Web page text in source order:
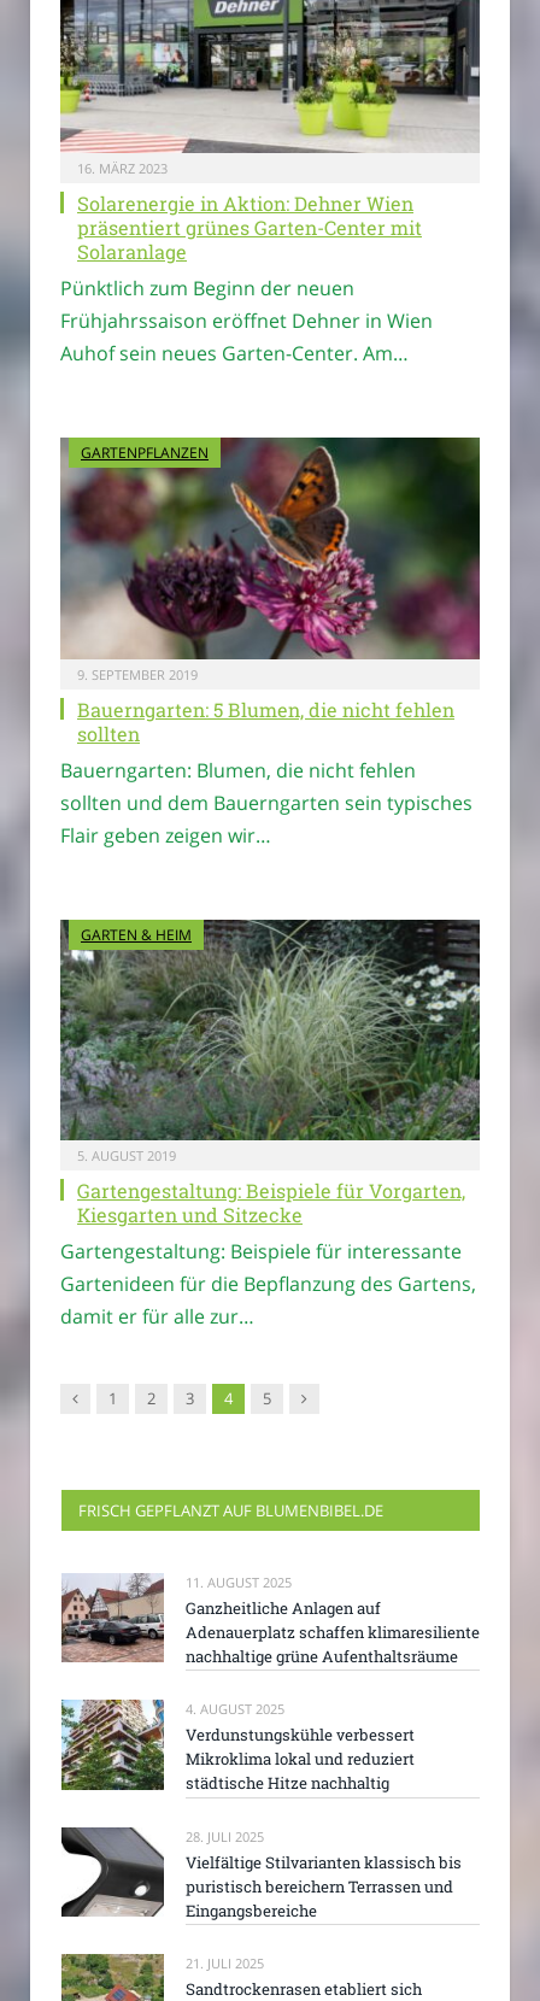
16. MÄRZ 2023
Solarenergie in Aktion: Dehner Wien
präsentiert grünes Garten-Center mit
Solaranlage
Pünktlich zum Beginn der neuen
Frühjahrssaison eröffnet Dehner in Wien
Auhof sein neues Garten-Center. Am…
GARTENPFLANZEN
9. SEPTEMBER 2019
Bauerngarten: 5 Blumen, die nicht fehlen
sollten
Bauerngarten: Blumen, die nicht fehlen
sollten und dem Bauerngarten sein typisches
Flair geben zeigen wir…
GARTEN & HEIM
5. AUGUST 2019
Gartengestaltung: Beispiele für Vorgarten,
Kiesgarten und Sitzecke
Gartengestaltung: Beispiele für interessante
Gartenideen für die Bepflanzung des Gartens,
damit er für alle zur…
Vorgänger
1 2 3 4 5 Nachfolger
FRISCH GEPFLANZT AUF BLUMENBIBEL.DE
11. AUGUST 2025
Ganzheitliche Anlagen auf
Adenauerplatz schaffen klimaresiliente
nachhaltige grüne Aufenthaltsräume
4. AUGUST 2025
Verdunstungskühle verbessert
Mikroklima lokal und reduziert
städtische Hitze nachhaltig
28. JULI 2025
Vielfältige Stilvarianten klassisch bis
puristisch bereichern Terrassen und
Eingangsbereiche
21. JULI 2025
Sandtrockenrasen etabliert sich